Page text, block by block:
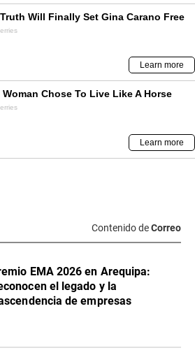
Contenido deCorreo
EMA 2026 en Arequipa:
el legado y la
de empresas